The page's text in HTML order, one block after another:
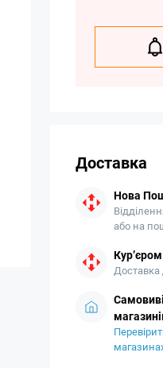
Доставка
Нова
або на
Доставка